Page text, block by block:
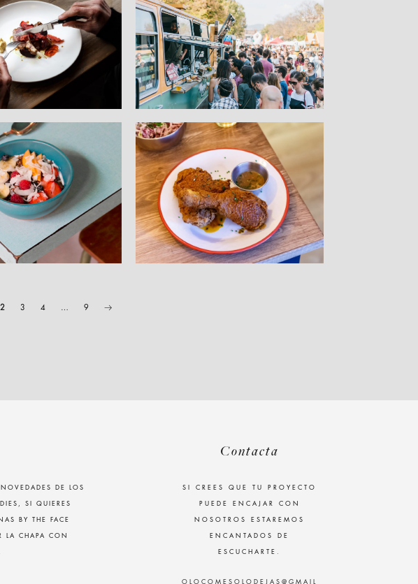
2 3 4 … 9
DE LOS
SI QUIERES
BY THE FACE
LA CHAPA CON
Contacta
SI CREES QUE TU PROYECTO
PUEDE ENCAJAR CON
NOSOTROS ESTAREMOS
ENCANTADOS DE
ESCUCHARTE.
OLOCOMESOLODEJAS@GMAIL